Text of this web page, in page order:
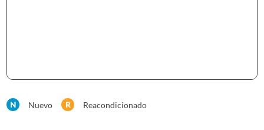
Nuevo Reacondicionado